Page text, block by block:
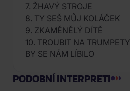
7. ŽHAVÝ STROJE
8. TY SEŠ MŮJ KOLÁČEK
9. ZKAMĚNĚLÝ DÍTĚ
10. TROUBIT NA TRUMPETY
BY SE NÁM LÍBILO
PODOBNÍ INTERPRETI